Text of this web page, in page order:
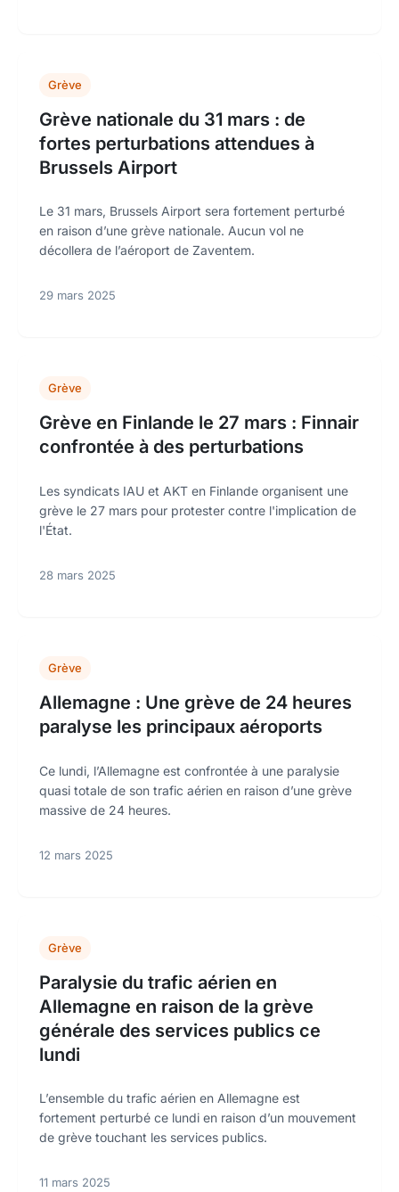
Grève
Grève nationale du 31 mars : de
fortes perturbations attendues à
Brussels Airport
Le 31 mars, Brussels Airport sera fortement perturbé
en raison d’une grève nationale. Aucun vol ne
décollera de l’aéroport de Zaventem.
29 mars 2025
Grève
Grève en Finlande le 27 mars : Finnair
confrontée à des perturbations
Les syndicats IAU et AKT en Finlande organisent une
grève le 27 mars pour protester contre l'implication de
l'État.
28 mars 2025
Grève
Allemagne : Une grève de 24 heures
paralyse les principaux aéroports
Ce lundi, l’Allemagne est confrontée à une paralysie
quasi totale de son trafic aérien en raison d’une grève
massive de 24 heures.
12 mars 2025
Grève
Paralysie du trafic aérien en
Allemagne en raison de la grève
générale des services publics ce
lundi
L’ensemble du trafic aérien en Allemagne est
fortement perturbé ce lundi en raison d’un mouvement
de grève touchant les services publics.
11 mars 2025